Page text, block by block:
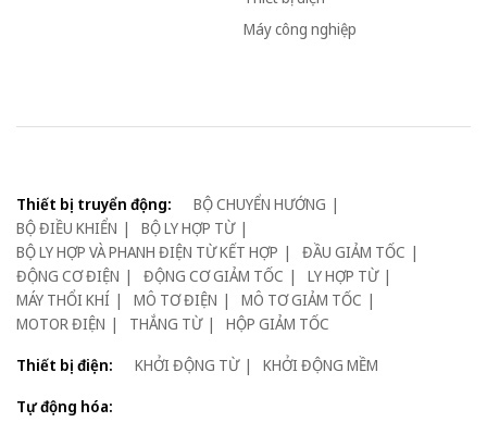
Máy công nghiệp
Thiết bị truyển động:
BỘ CHUYỂN HƯỚNG
BỘ ĐIỀU KHIỂN
BỘ LY HỢP TỪ
BỘ LY HỢP VÀ PHANH ĐIỆN TỪ KẾT HỢP
ĐẦU GIẢM TỐC
ĐỘNG CƠ ĐIỆN
ĐỘNG CƠ GIẢM TỐC
LY HỢP TỪ
MÁY THỔI KHÍ
MÔ TƠ ĐIỆN
MÔ TƠ GIẢM TỐC
MOTOR ĐIỆN
THẮNG TỪ
HỘP GIẢM TỐC
Thiết bị điện:
KHỞI ĐỘNG TỪ
KHỞI ĐỘNG MỀM
Tự động hóa: